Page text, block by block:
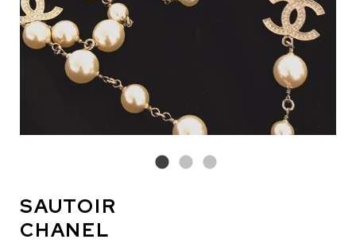
SAUTOIR
CHANEL